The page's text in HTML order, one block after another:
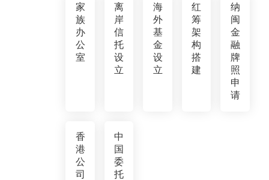
家
族
办
公
室
离
岸
信
托
设
立
海
外
基
金
设
立
红
筹
架
构
搭
建
纳
闽
金
融
牌
照
申
请
香
港
公
司
中
国
委
托